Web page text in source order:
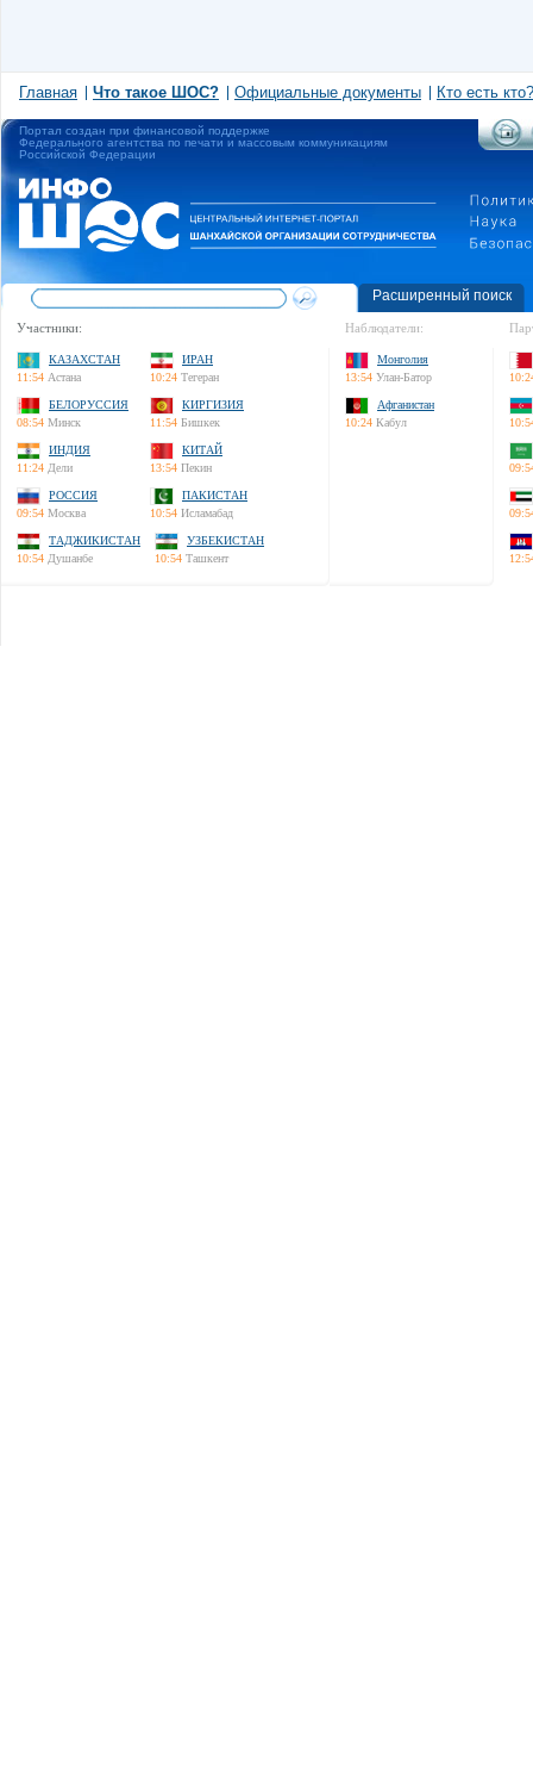
Главная Что такое ШОС? Официальные документы Кто есть кто?
Портал создан при финансовой поддержке
Федерального агентства по печати и массовым коммуникациям
Российской Федерации
Расширенный поиск
Участники:
КАЗАХСТАН
11:54 Астана
ИРАН
10:24 Тегеран
БЕЛОРУССИЯ
08:54 Минск
КИРГИЗИЯ
11:54 Бишкек
ИНДИЯ
11:24 Дели
КИТАЙ
13:54 Пекин
РОССИЯ
09:54 Москва
ПАКИСТАН
10:54 Исламабад
ТАДЖИКИСТАН
10:54 Душанбе
УЗБЕКИСТАН
10:54 Ташкент
Наблюдатели:
Монголия
13:54 Улан-Батор
Афганистан
10:24 Кабул